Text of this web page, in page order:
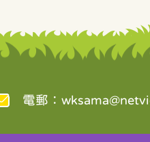
電郵：